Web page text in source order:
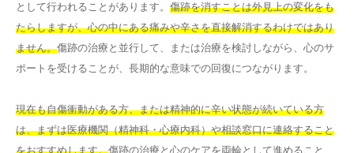
として行われることがあります。 傷跡を消すことは外見上の変化をも
たらしますが、心の中にある痛みや辛さを直接解消するわけではあり
ません。傷跡の治療と並行して、または治療を検討しながら、心のサ
ポートを受けることが、長期的な意味での回復につながります。
現在も自傷衝動がある方、または精神的に辛い状態が続いている方
は、まずは医療機関（精神科・心療内科）や相談窓口に連絡すること
をおすすめします。傷跡の治療と心のケアを両輪として進めること